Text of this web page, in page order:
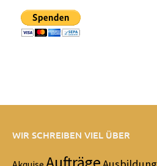
WIR SCHREIBEN VIEL ÜBER